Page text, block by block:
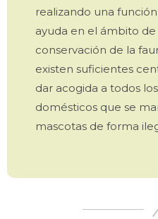
realizando una
ayuda en el ámbito
conservación de la
existen suficientes
dar acogida a todos
domésticos que se
mascotas de forma